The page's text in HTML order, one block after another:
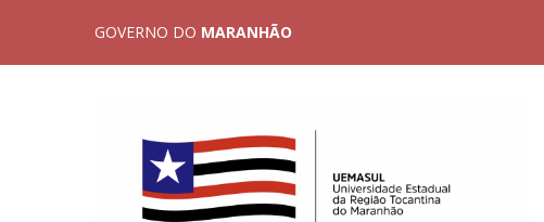
GOVERNO DO MARANHÃO